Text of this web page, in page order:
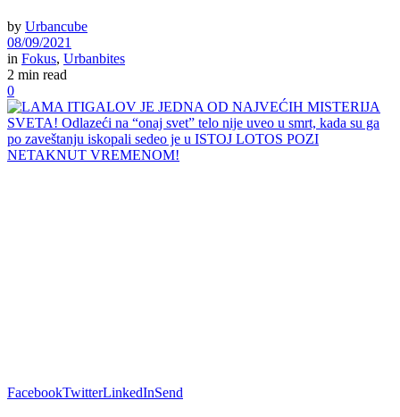
by Urbancube
08/09/2021
in Fokus, Urbanbites
2 min read
0
FacebookTwitterLinkedInSend